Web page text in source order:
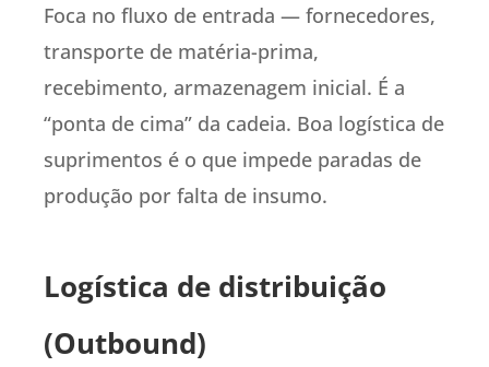
Foca no fluxo de entrada — fornecedores,
transporte de matéria-prima,
recebimento, armazenagem inicial. É a
“ponta de cima” da cadeia. Boa logística de
suprimentos é o que impede paradas de
produção por falta de insumo.
Logística de distribuição
(Outbound)